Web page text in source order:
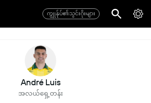
ကျွုန်ုပ်၏သွင်းဂိုးများ
André Luis
အလယ်ရှေ့တန်း